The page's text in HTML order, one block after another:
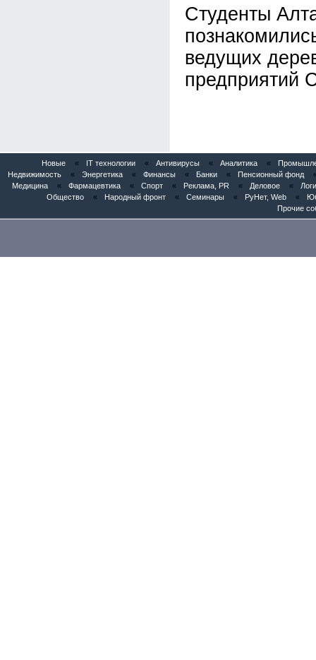
Студенты
ведущих
предприятий
Новые « IT технологии « Антивирусы « Аналитика «
Недвижимость
« Энергетика « Финансы « Банки « Пенсионный фонд
Медицина
« Фармацевтика « Спорт « Реклама, PR « Деловое «
Общество
« Народный фронт « Семинары « РуНет, Web «
Прочие